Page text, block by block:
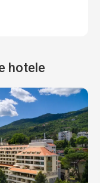
hotele